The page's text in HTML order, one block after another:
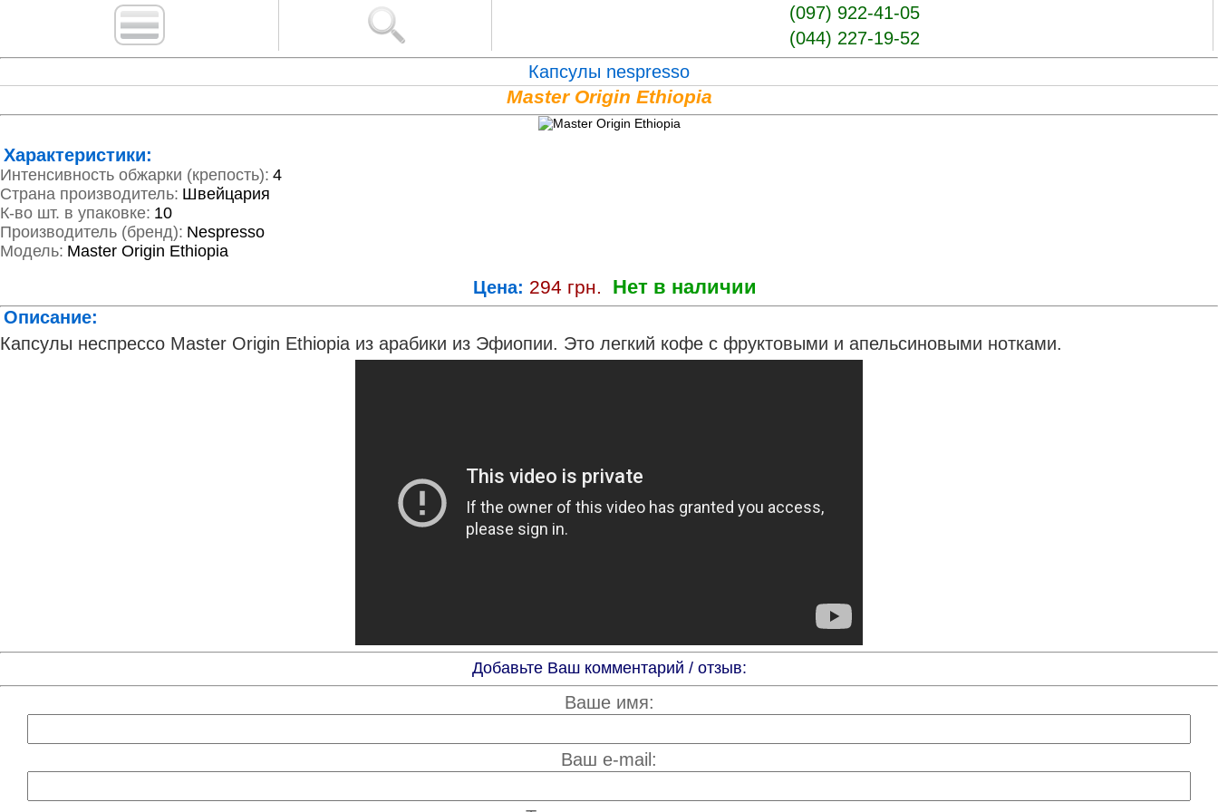
(097) 922-41-05
(044) 227-19-52
Капсулы nespresso
Master Origin Ethiopia
Характеристики:
Интенсивность обжарки (крепость): 4
Страна производитель: Швейцария
К-во шт. в упаковке: 10
Производитель (бренд): Nespresso
Модель: Master Origin Ethiopia
Цена: 294 грн. Нет в наличии
Описание:
Капсулы неспрессо Master Origin Ethiopia из арабики из Эфиопии. Это легкий кофе с фруктовыми и апельсиновыми нотками.
Добавьте Ваш комментарий / отзыв:
Ваше имя:
Ваш e-mail: